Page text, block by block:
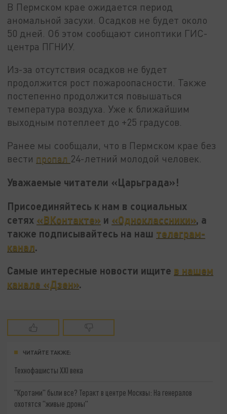
В Пермском крае ожидается период
аномальной засухи. Осадков не будет около
50 дней. Об этом сообщают синоптики ГИС-
центра ПГНИУ.
Из-за отсутствия осадков не будет
продолжится рост пожароопасности. Также
постепенно продолжится повышаться
температура воздуха. Уже к ближайшим
выходным потеплеет до +25 градусов.
Ранее мы сообщали, что в Пермском крае без
вести пропал 24-летний молодой человек.
Уважаемые читатели «Царьграда»!
Присоединяйтесь к нам в социальных
сетях «ВКонтакте» и «Одноклассники», а
также подписывайтесь на наш телеграм-
канал.
Самые интересные новости ищите в нашем
канале «Дзен».
ЧИТАЙТЕ ТАКЖЕ:
Технофашисты XXI века
"Кротами" были все? Теракт в центре Москвы: На генералов
охотятся "живые дроны"